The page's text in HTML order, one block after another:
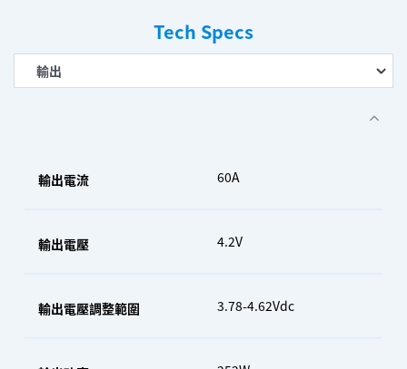
Tech Specs
輸出電流 60A
輸出電壓 4.2V
輸出電壓調整範圍 3.78-4.62Vdc